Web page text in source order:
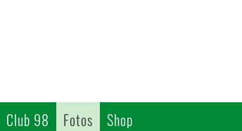
Club 98 Fotos Shop